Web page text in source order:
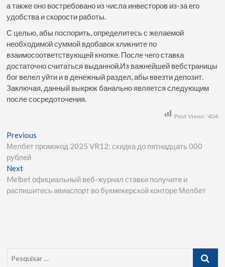
а также оно востребовано из числа инвесторов из-за его
удобства и скорости работы.
С целью, абы поспорить, определитесь с желаемой
необходимой суммой вдобавок кликните по
взаимосоответствующей кнопке. После чего ставка
достаточно считаться выданной.Из важнейшей вебстраницы
бог велел уйти и в денежный раздел, абы ввезти депозит.
Заключая, данный выкрюк банально является следующим
после сосредоточения.
Post Views: 404
Previous
Мелбет промокод 2025 VR12: скидка до пятнадцать 000
рублей
Next
Melbet официальный веб-журнал ставки получите и
распишитесь авиаспорт во букмекерской конторе Мелбет